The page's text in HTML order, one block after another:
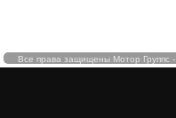
Все права защищены Мотор Группс -